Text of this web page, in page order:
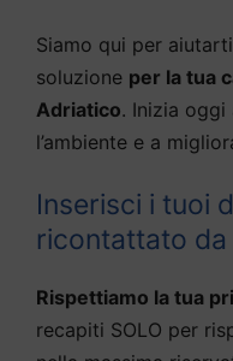
Siamo qui per
soluzione per la tua
Adriatico. Inizia oggi
l’ambiente e a
Inserisci i tuoi
ricontattato
Rispettiamo la tua
recapiti SOLO per